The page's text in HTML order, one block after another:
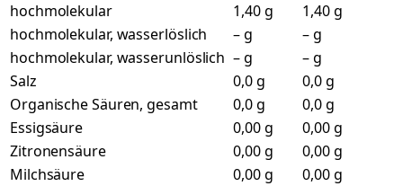
hochmolekular
1,40 g
1,40 g
hochmolekular, wasserlöslich
– g
– g
hochmolekular, wasserunlöslich – g
– g
Salz
0,0 g
0,0 g
Organische Säuren, gesamt
0,0 g
0,0 g
Essigsäure
0,00 g
0,00 g
Zitronensäure
0,00 g
0,00 g
Milchsäure
0,00 g
0,00 g